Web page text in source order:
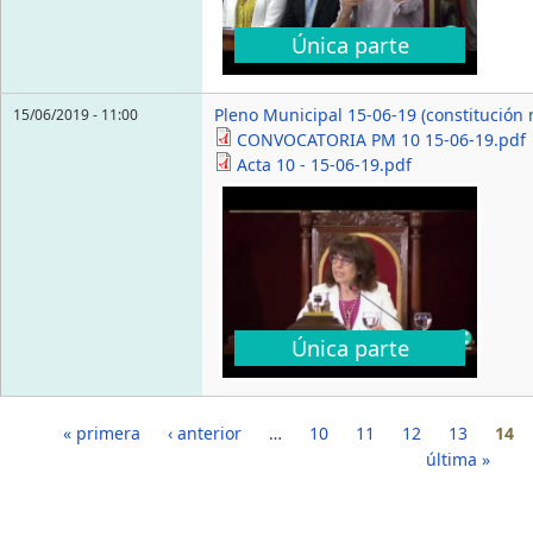
Única parte
15/06/2019 - 11:00
Pleno Municipal 15-06-19 (constitución
CONVOCATORIA PM 10 15-06-19.pdf
Acta 10 - 15-06-19.pdf
Única parte
Páginas« primera ‹ anterior … 10 11 12 13
14
última »